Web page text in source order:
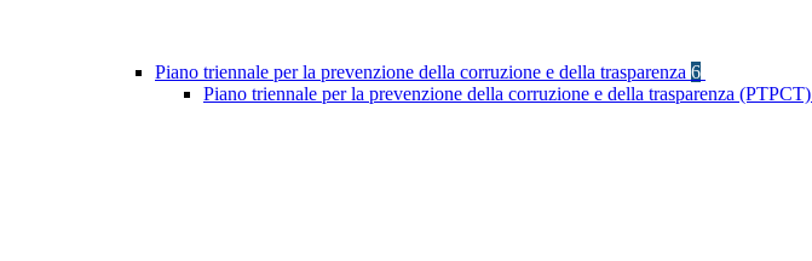
Piano triennale per la prevenzione della corruzione e della trasparenza 6
Piano triennale per la prevenzione della corruzione e della trasparenza (PTPCT)